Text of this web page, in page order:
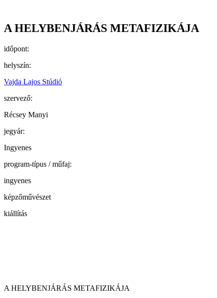
A HELYBENJÁRÁS METAFIZIKÁJA
időpont:
helyszín:
Vajda Lajos Stúdió
szervező:
Récsey Manyi
jegyár:
Ingyenes
program-típus / műfaj:
ingyenes
képzőművészet
kiállítás
A HELYBENJÁRÁS METAFIZIKÁJA